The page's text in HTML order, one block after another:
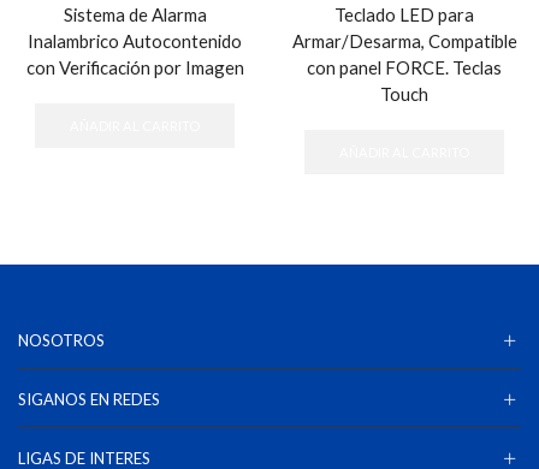
Sistema de Alarma
Inalambrico Autocontenido
con Verificación por Imagen
Teclado LED para
Armar/Desarma, Compatible
con panel FORCE. Teclas
Touch
NOSOTROS
SIGANOS EN REDES
LIGAS DE INTERES